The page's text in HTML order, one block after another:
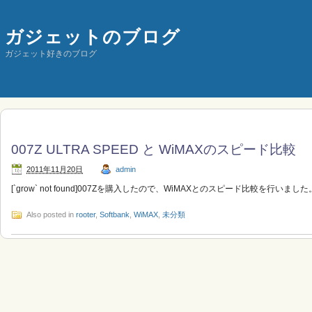
ガジェットのブログ
ガジェット好きのブログ
007Z ULTRA SPEED と WiMAXのスピード比較
2011年11月20日 admin
[`grow` not found]007Zを購入したので、WiMAXとのスピード比較を行いまし
Also posted in rooter, Softbank WiMAX 未分類